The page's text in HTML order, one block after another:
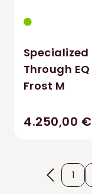
Specialized
Through
Frost M
4.250,00 €
1